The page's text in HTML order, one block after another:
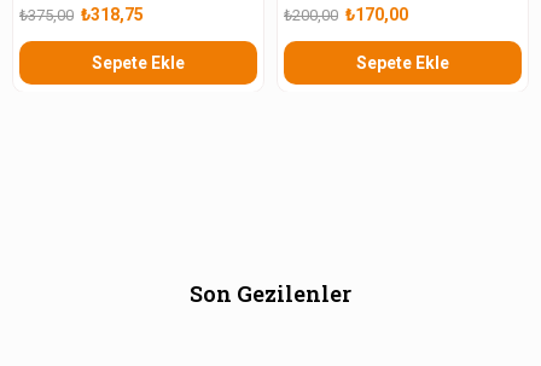
Bankası ₺318,75
₺375,00
Sepete Ekle
Destekli Update Soru Bankası
₺170,00
₺200,00
Sepete Ekle
Son Gezilenler